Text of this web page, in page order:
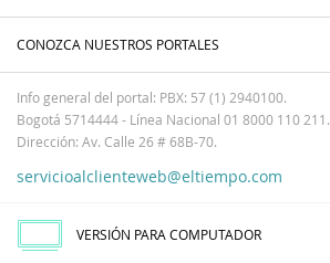
CONOZCA NUESTROS PORTALES
Info general del portal: PBX: 57 (1) 2940100.
Bogotá 5714444 - Línea Nacional 01 8000 110 211.
Dirección: Av. Calle 26 # 68B-70.
servicioalclienteweb@eltiempo.com
VERSIÓN PARA COMPUTADOR